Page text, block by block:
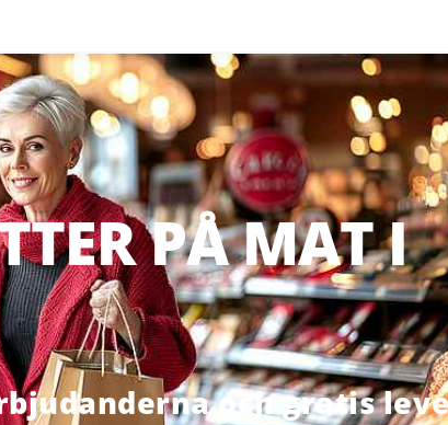
PÅ MAT I
och gratis